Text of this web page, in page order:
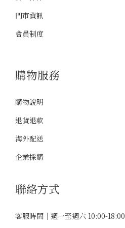
門市資訊
會員制度
購物服務
購物說明
退貨退款
海外配送
企業採購
聯絡方式
客服時間｜週一至週六 10:00-18:00